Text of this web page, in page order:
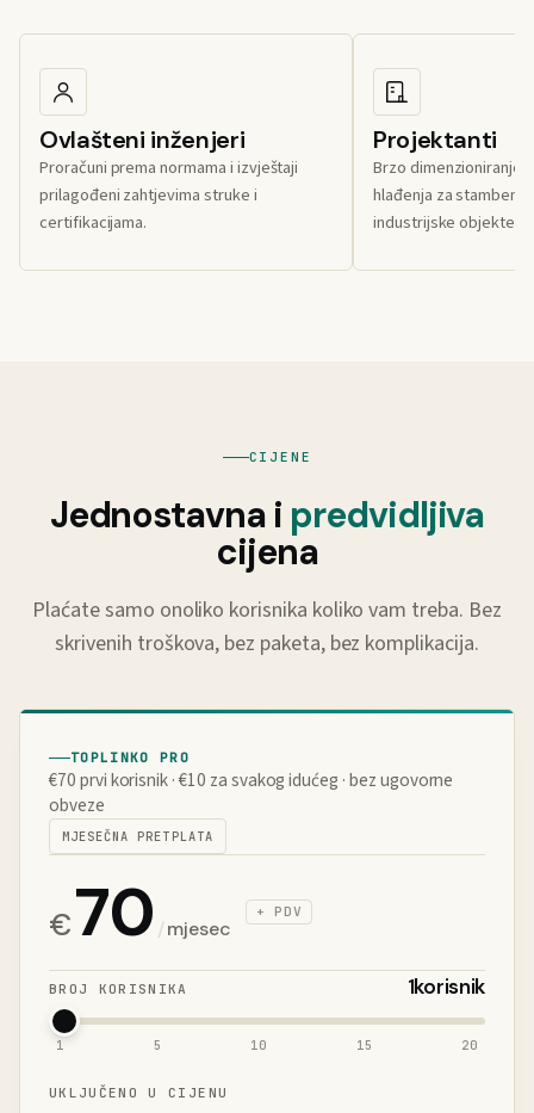
Ovlašteni inženjeri
Proračuni prema normama i izvještaji
prilagođeni zahtjevima struke i
certifikacijama.
Projektanti
Brzo dimenzioniranje
hlađenja za
industrijske objekte.
CIJENE
Jednostavna i predvidljiva
cijena
Plaćate samo onoliko korisnika koliko vam treba. Bez
skrivenih troškova, bez paketa, bez komplikacija.
TOPLINKO PRO
€70 prvi korisnik · €10 za svakog idućeg · bez ugovorne
obveze
MJESEČNA PRETPLATA
€70 /mjesec
+ PDV
BROJ KORISNIKA 1korisnik
1 5 10 15 20
UKLJUČENO U CIJENU